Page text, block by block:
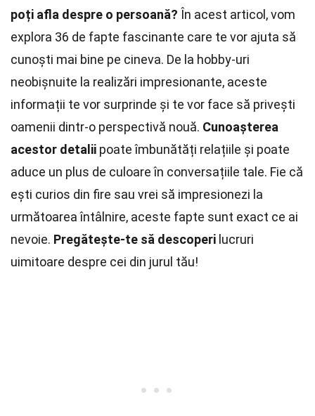
poți afla despre o persoană? În acest articol, vom
explora 36 de fapte fascinante care te vor ajuta să
cunoști mai bine pe cineva. De la hobby-uri
neobișnuite la realizări impresionante, aceste
informații te vor surprinde și te vor face să privești
oamenii dintr-o perspectivă nouă. Cunoașterea
acestor detalii poate îmbunătăți relațiile și poate
aduce un plus de culoare în conversațiile tale. Fie că
ești curios din fire sau vrei să impresionezi la
următoarea întâlnire, aceste fapte sunt exact ce ai
nevoie. Pregătește-te să descoperi lucruri
uimitoare despre cei din jurul tău!